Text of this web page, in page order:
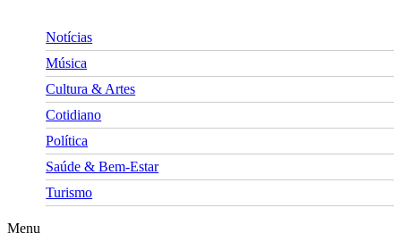
Notícias
Música
Cultura & Artes
Cotidiano
Política
Saúde & Bem-Estar
Turismo
Menu